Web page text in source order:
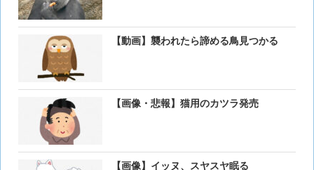
【動画】襲われたら諦める鳥見つかる
【画像・悲報】猫用のカツラ発売
【画像】イッヌ、スヤスヤ眠る